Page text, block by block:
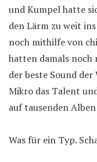
und Kumpel hatte
den Lärm zu weit
noch mithilfe von
hatten damals noch
der beste Sound
Mikro das Talent
auf tausenden
Was für ein Typ.